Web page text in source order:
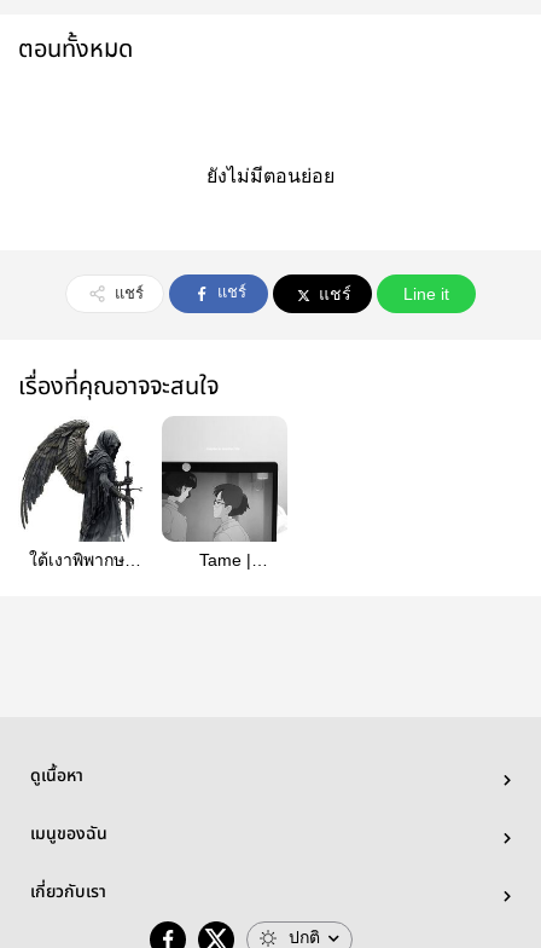
ตอนทั้งหมด
ยังไม่มีตอนย่อย
แชร์ แชร์ แชร์ Line it
เรื่องที่คุณอาจจะสนใจ
ใต้เงาพิพากษา
Tame |
ดูเนื้อหา
เมนูของฉัน
เกี่ยวกับเรา
ปกติ